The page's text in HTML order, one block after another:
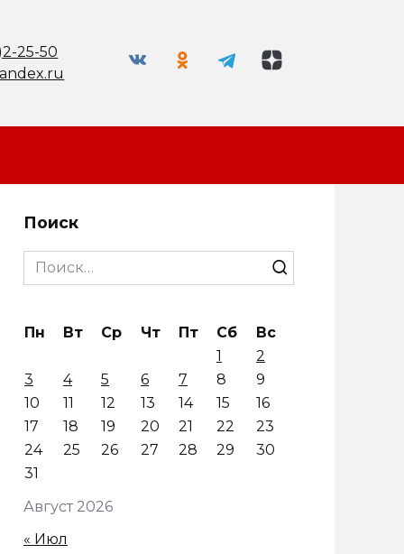
25-50
Поиск
Search
for:
Август 2026
Пн Вт Ср Чт Пт Сб
Вс
1
2
3
4 5 6 7 8
9
10
11 12 13 14 15
16
17
18 19 20 21 22
23
24
25 26 27 28 29
30
31
« Июл